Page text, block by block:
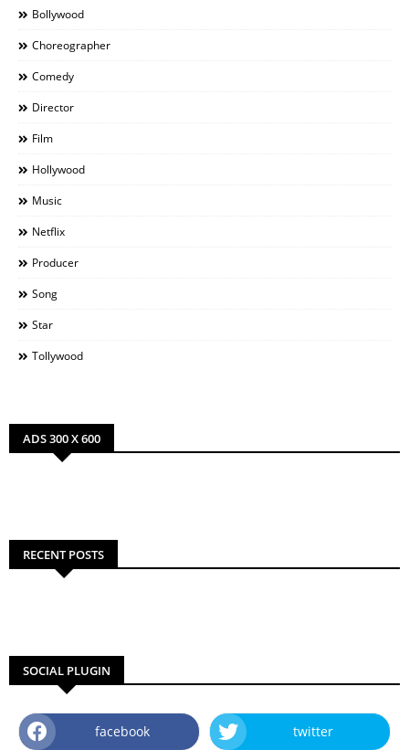
Bollywood
Choreographer
Comedy
Director
Film
Hollywood
Music
Netflix
Producer
Song
Star
Tollywood
ADS 300 X 600
RECENT POSTS
SOCIAL PLUGIN
facebook twitter